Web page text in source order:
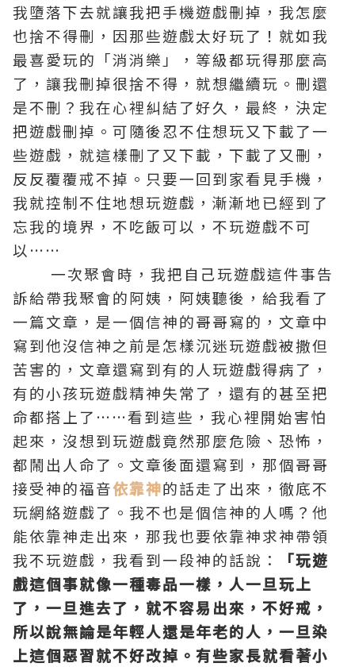
我墮落下去就讓我把手機遊戲刪掉，我怎麼
也捨不得刪，因那些遊戲太好玩了！就如我
最喜愛玩的「消消樂」，等級都玩得那麼高
了，讓我刪掉很捨不得，就想繼續玩。刪還
是不刪？我在心裡糾結了好久，最終，決定
把遊戲刪掉。可隨後忍不住想玩又下載了一
些遊戲，就這樣刪了又下載，下載了又刪，
反反覆覆戒不掉。只要一回到家看見手機，
我就控制不住地想玩遊戲，漸漸地已經到了
忘我的境界，不吃飯可以，不玩遊戲不可
以……
一次聚會時，我把自己玩遊戲這件事告
訴給帶我聚會的阿姨，阿姨聽後，給我看了
一篇文章，是一個信神的哥哥寫的，文章中
寫到他沒信神之前是怎樣沉迷玩遊戲被撒但
苦害的，文章還寫到有的人玩遊戲得病了，
有的小孩玩遊戲精神失常了，還有的甚至把
命都搭上了……看到這些，我心裡開始害怕
起來，沒想到玩遊戲竟然那麼危險、恐怖，
都鬧出人命了。文章後面還寫到，那個哥哥
接受神的福音依靠神的話走了出來，徹底不
玩網絡遊戲了。我不也是個信神的人嗎？他
能依靠神走出來，那我也要依靠神求神帶領
我不玩遊戲，我看到一段神的話說：
「玩遊
戲這個事就像一種毒品一樣，人一旦玩上
了，一旦進去了，就不容易出來，不好戒，
所以說無論是年輕人還是年老的人，一旦染
上這個惡習就不好改掉。有些家長就看著小